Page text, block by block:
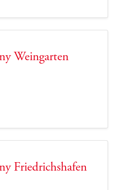
Weingarten
Friedrichshafen